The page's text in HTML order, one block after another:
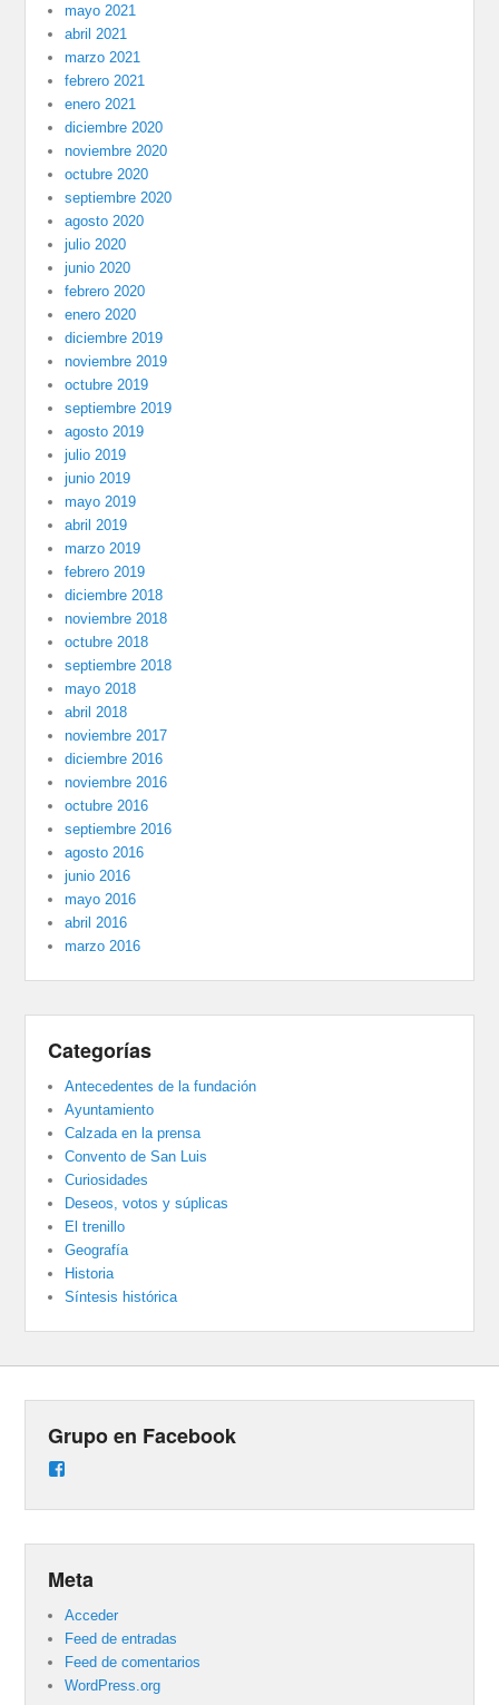
mayo 2021
abril 2021
marzo 2021
febrero 2021
enero 2021
diciembre 2020
noviembre 2020
octubre 2020
septiembre 2020
agosto 2020
julio 2020
junio 2020
febrero 2020
enero 2020
diciembre 2019
noviembre 2019
octubre 2019
septiembre 2019
agosto 2019
julio 2019
junio 2019
mayo 2019
abril 2019
marzo 2019
febrero 2019
diciembre 2018
noviembre 2018
octubre 2018
septiembre 2018
mayo 2018
abril 2018
noviembre 2017
diciembre 2016
noviembre 2016
octubre 2016
septiembre 2016
agosto 2016
junio 2016
mayo 2016
abril 2016
marzo 2016
Categorías
Antecedentes de la fundación
Ayuntamiento
Calzada en la prensa
Convento de San Luis
Curiosidades
Deseos, votos y súplicas
El trenillo
Geografía
Historia
Síntesis histórica
Grupo en Facebook
Meta
Acceder
Feed de entradas
Feed de comentarios
WordPress.org